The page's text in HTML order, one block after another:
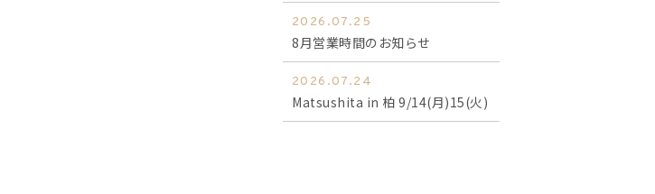
2026.07.25
8月営業時間のお知らせ
2026.07.24
Matsushita in 柏 9/14(月)15(火)